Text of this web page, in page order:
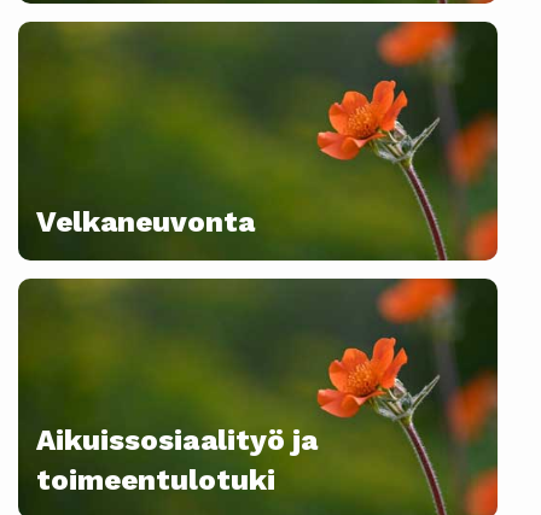
Velkaneuvonta
Aikuissosiaalityö ja
toimeentulotuki